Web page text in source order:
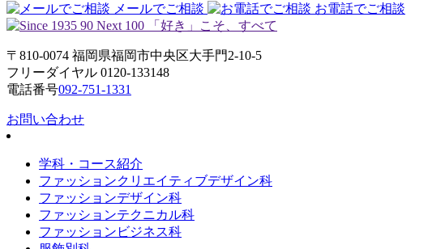
メールでご相談
お電話でご相談
〒810-0074 福岡県福岡市中央区大手門2-10-5
フリーダイヤル 0120-133148
電話番号092-751-1331
お問い合わせ
学科・コース紹介
ファッションクリエイティブデザイン科
ファッションデザイン科
ファッションテクニカル科
ファッションビジネス科